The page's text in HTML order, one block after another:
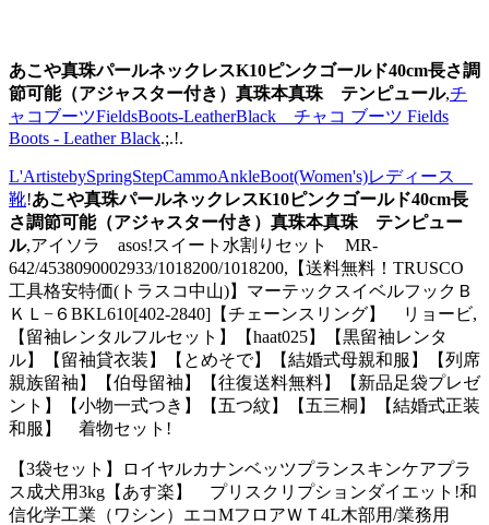
あこや真珠パールネックレスK10ピンクゴールド40cm長さ調
節可能（アジャスター付き）真珠本真珠 テンピュール,チ
ャコブーツFieldsBoots-LeatherBlack チャコ ブーツ Fields
Boots - Leather Black.;.!.
L'ArtistebySpringStepCammoAnkleBoot(Women's)レディース
靴!あこや真珠パールネックレスK10ピンクゴールド40cm長
さ調節可能（アジャスター付き）真珠本真珠 テンピュー
ル,アイソラ asos!スイート水割りセット MR-
642/4538090002933/1018200/1018200,【送料無料！TRUSCO
工具格安特価(トラスコ中山)】マーテックスイベルフックＢ
ＫＬ−６BKL610[402-2840]【チェーンスリング】 リョービ,
【留袖レンタルフルセット】【haat025】【黒留袖レンタ
ル】【留袖貸衣装】【とめそで】【結婚式母親和服】【列席
親族留袖】【伯母留袖】【往復送料無料】【新品足袋プレゼ
ント】【小物一式つき】【五つ紋】【五三桐】【結婚式正装
和服】 着物セット!
【3袋セット】ロイヤルカナンベッツプランスキンケアプラ
ス成犬用3kg【あす楽】 プリスクリプションダイエット!和
信化学工業（ワシン）エコMフロアＷＴ4L木部用/業務用